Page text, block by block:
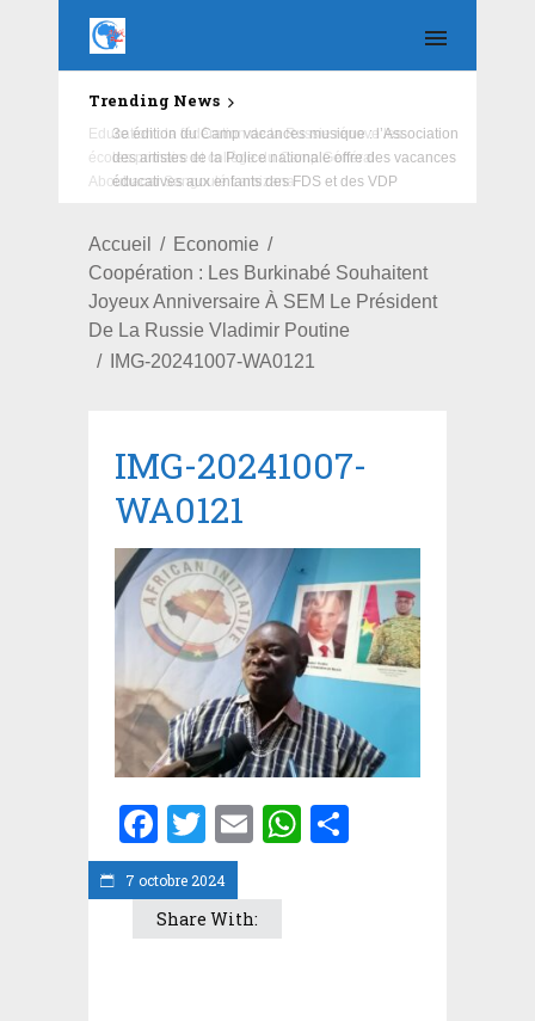
Trending News
Education : la fédération de la Russie rénove les
écoles primaire et collège du Camp Général
Aboubacar Sangoulé Lamizana
Accueil
Economie
Coopération : Les Burkinabé Souhaitent
Joyeux Anniversaire À SEM Le Président
De La Russie Vladimir Poutine
IMG-20241007-WA0121
7 octobre 2024
IMG-20241007-
WA0121
Facebook
Twitter
EmailWhatsApp
Share With: